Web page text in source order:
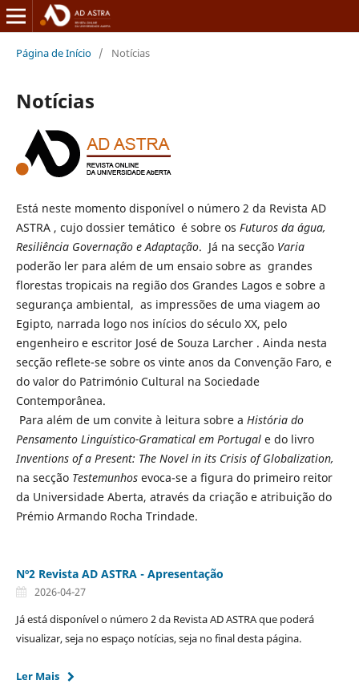
Página de Início / Notícias
Notícias
Está neste momento disponível o número 2 da Revista AD
ASTRA , cujo dossier temático é sobre os Futuros da água,
Resiliência Governação e Adaptação. Já na secção Varia
poderão ler para além de um ensaio sobre as grandes
florestas tropicais na região dos Grandes Lagos e sobre a
segurança ambiental, as impressões de uma viagem ao
Egipto, narrada logo nos inícios do século XX, pelo
engenheiro e escritor José de Souza Larcher . Ainda nesta
secção reflete-se sobre os vinte anos da Convenção Faro, e
do valor do Património Cultural na Sociedade
Contemporânea.
Para além de um convite à leitura sobre a História do
Pensamento Linguístico-Gramatical em Portugale do livro
Inventions of a Present: The Novel in its Crisis of Globalization,
na secção Testemunhosevoca-se a figura do primeiro reitor
da Universidade Aberta, através da criação e atribuição do
Prémio Armando Rocha Trindade.
Nº2 Revista AD ASTRA - Apresentação
2026-04-27
Já está disponível o número 2 da Revista AD ASTRA que poderá
visualizar, seja no espaço notícias, seja no final desta página.
Ler Mais